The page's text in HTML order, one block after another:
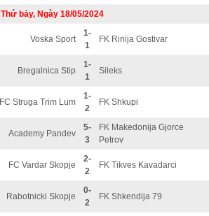
Thứ bảy, Ngày 18/05/2024
Voska Sport
1-
1
FK Rinija Gostivar
Bregalnica Stip
1-
1
Sileks
FC Struga Trim Lum
1-
2
FK Shkupi
Academy Pandev
5-
3
FK Makedonija Gjorce
Petrov
FC Vardar Skopje
2-
2
FK Tikves Kavadarci
Rabotnicki Skopje
0-
2
FK Shkendija 79